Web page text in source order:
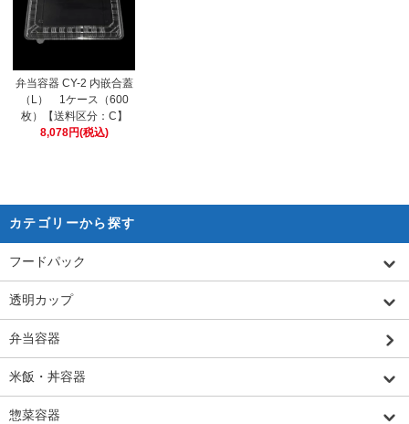
弁当容器 CY-2 内嵌合蓋
（L） 1ケース（600
枚）【送料区分：C】
8,078円(税込)
カテゴリーから探す
フードパック
透明カップ
弁当容器
米飯・丼容器
惣菜容器